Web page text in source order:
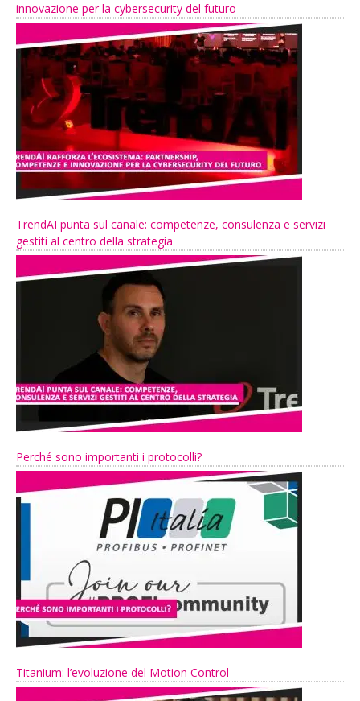
innovazione per la cybersecurity del futuro
TrendAI punta sul canale: competenze, consulenza e servizi
gestiti al centro della strategia
Perché sono importanti i protocolli?
Titanium: l’evoluzione del Motion Control